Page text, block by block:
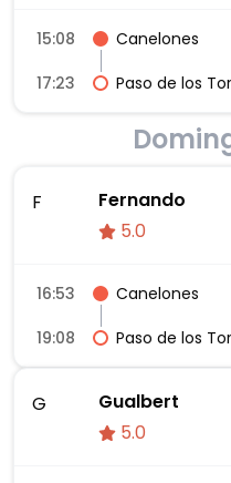
15:08
Canelones
17:23
Paso de los
F
Fernando
5.0
16:53
Canelones
19:08
Paso de los
G
Gualbert
5.0